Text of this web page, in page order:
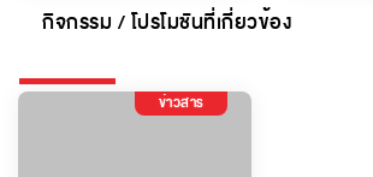
กิจกรรม / โปรโมชันที่เกี่ยวข้อง
ข่าวสาร